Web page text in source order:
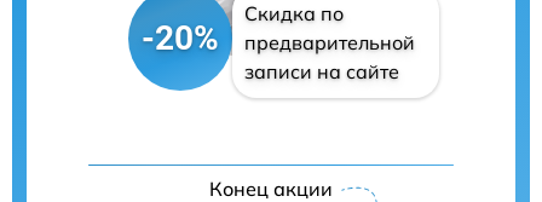
-20%
Скидка по
предварительной
записи на сайте
Конец акции